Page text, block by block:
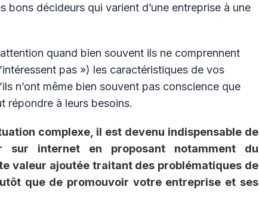
bons décideurs qui varient d’une entreprise à une
quand bien souvent ils ne comprennent
pas ») les caractéristiques de vos
n’ont même bien souvent pas conscience que
répondre à leurs besoins.
complexe, il est devenu indispensable de
sur internet en proposant notamment du
valeur ajoutée traitant des problématiques de
que de promouvoir votre entreprise et ses